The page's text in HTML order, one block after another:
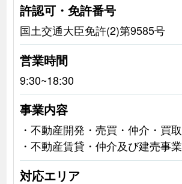
許認可・免許番号
国土交通大臣免許(2)第9585号
営業時間
9:30~18:30
事業内容
・不動産開発・売買・仲介・買取
・不動産賃貸・仲介及び建売事業
対応エリア